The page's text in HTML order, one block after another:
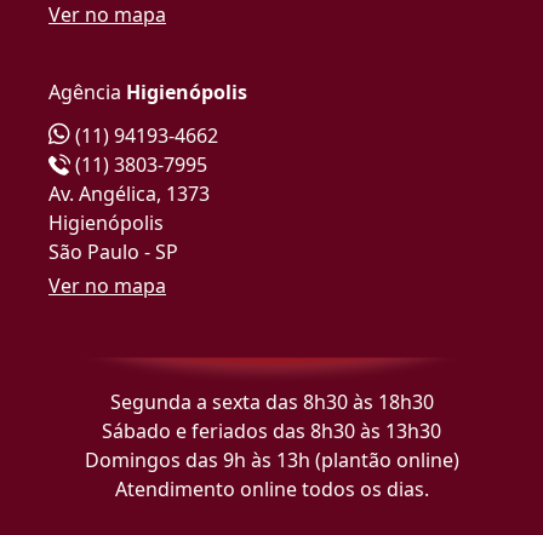
Ver no mapa
Agência Higienópolis
(11) 94193-4662
(11) 3803-7995
Av. Angélica, 1373
Higienópolis
São Paulo - SP
Ver no mapa
Segunda a sexta das 8h30 às 18h30
Sábado e feriados das 8h30 às 13h30
Domingos das 9h às 13h (plantão online)
Atendimento online todos os dias.